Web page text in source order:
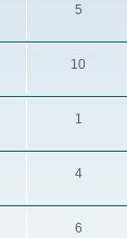
5
10
1
4
6